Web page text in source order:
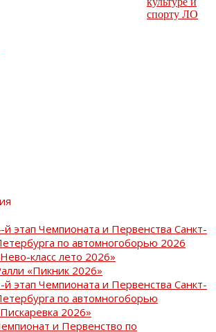
й этап Чемпионата и Первенства Санкт-
по автомногоборью 2026
класс лето 2026»
«Пикник 2026»
й этап Чемпионата и Первенства Санкт-
по автомногоборью
2026»
и Первенство по